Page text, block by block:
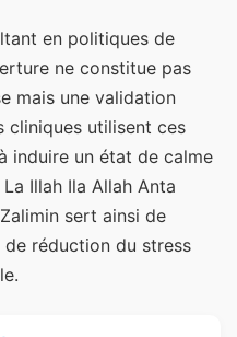
en politiques de
ne constitue pas
mais une validation
cliniques utilisent ces
induire un état de calme
Illah Ila Allah Anta
sert ainsi de
réduction du stress